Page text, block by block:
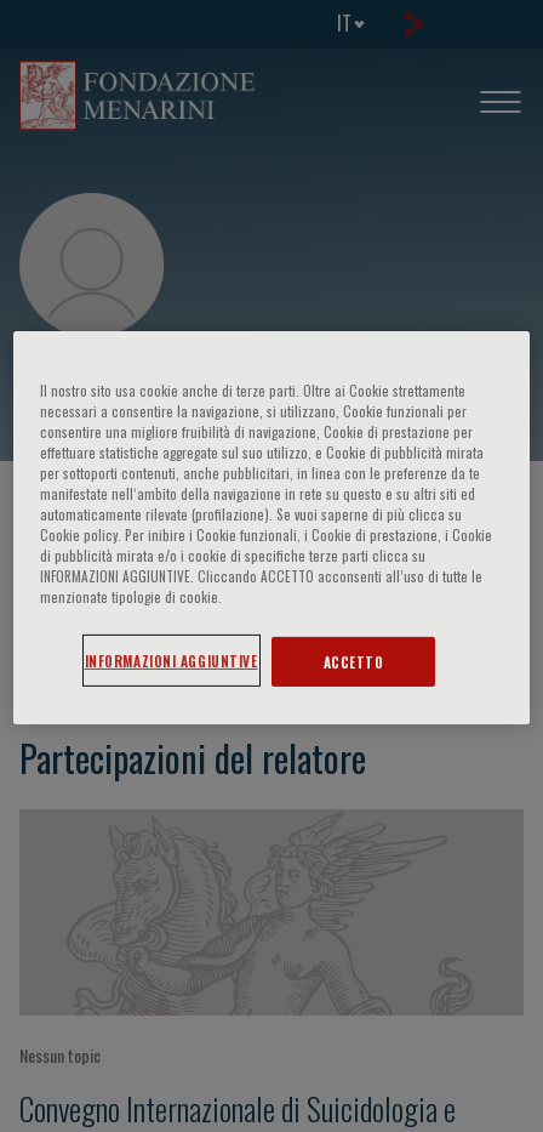
IT
Christine Moutier
HOME PAGE / CORSI ED EVENTI / RELATORE
Christine Moutier
Partecipazioni del relatore
Nessun topic
Convegno Internazionale di Suicidologia e
Il nostro sito usa cookie anche di terze parti. Oltre ai Cookie strettamente
necessari a consentire la navigazione, si utilizzano, Cookie funzionali per
consentire una migliore fruibilità di navigazione, Cookie di prestazione per
effettuare statistiche aggregate sul suo utilizzo, e Cookie di pubblicità mirata
per sottoporti contenuti, anche pubblicitari, in linea con le preferenze da te
manifestate nell‘ambito della navigazione in rete su questo e su altri siti ed
automaticamente rilevate (profilazione). Se vuoi saperne di più clicca su
Cookie policy. Per inibire i Cookie funzionali, i Cookie di prestazione, i Cookie
di pubblicità mirata e/o i cookie di specifiche terze parti clicca su
INFORMAZIONI AGGIUNTIVE. Cliccando ACCETTO acconsenti all’uso di tutte le
menzionate tipologie di cookie.
INFORMAZIONI AGGIUNTIVE ACCETTO